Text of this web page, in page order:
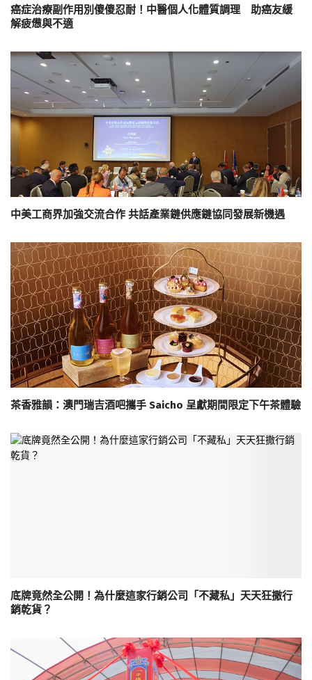
癌症治療副作用別傻傻忍耐！中醫個人化體質調理 助癌友緩
解疲憊與不適
中美工商界加強交流合作 共話產業鏈供應鏈協同發展新機遇
茶香雅韻：澳門瑞吉酒吧攜手 Saicho 呈獻期間限定下午茶體驗
底牌竟然全公開！為什麼這家行銷公司「不藏私」天天狂撒行
銷乾貨？